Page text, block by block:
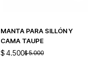
MANTA PARA SILLÓN Y
CAMA TAUPE
$ 4.500$ 5.000